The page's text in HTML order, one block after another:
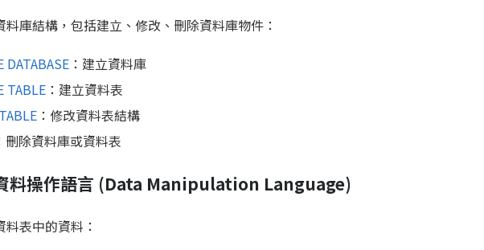
料庫結構，包括建立、修改、刪除資料庫物件：
DATABASE ：建立資料庫
TABLE ：建立資料表
：修改資料表結構
刪除資料庫或資料表
料操作語言 (Data Manipulation Language)
料表中的資料：